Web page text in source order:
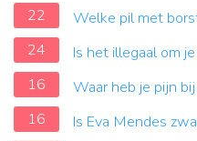
22
Welke pil met
24
Is het illegaal om
16
Waar heb je pijn
16
Is Eva Mendes